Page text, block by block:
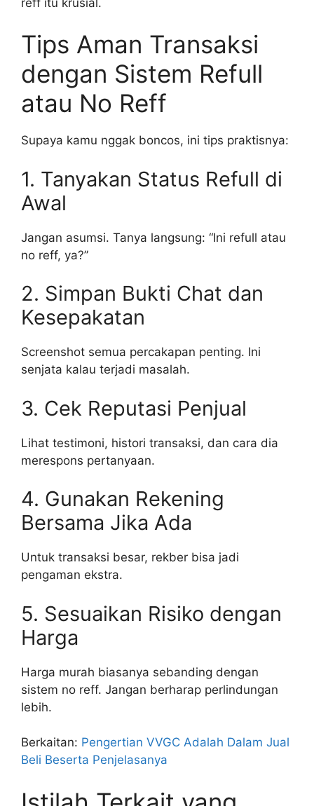
Tips Aman Transaksi
dengan Sistem Refull
atau No Reff
Supaya kamu nggak boncos, ini tips praktisnya:
1. Tanyakan Status Refull di
Awal
Jangan asumsi. Tanya langsung: “Ini refull atau
no reff, ya?”
2. Simpan Bukti Chat dan
Kesepakatan
Screenshot semua percakapan penting. Ini
senjata kalau terjadi masalah.
3. Cek Reputasi Penjual
Lihat testimoni, histori transaksi, dan cara dia
merespons pertanyaan.
4. Gunakan Rekening
Bersama Jika Ada
Untuk transaksi besar, rekber bisa jadi
pengaman ekstra.
5. Sesuaikan Risiko dengan
Harga
Harga murah biasanya sebanding dengan
sistem no reff. Jangan berharap perlindungan
lebih.
Berkaitan: Pengertian VVGC Adalah Dalam Jual
Beli Beserta Penjelasanya